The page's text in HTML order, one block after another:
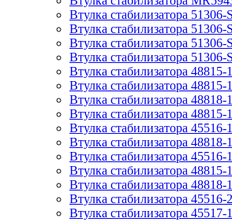
Втулка стабилизатора
Втулка стабилизатора 51306-
Втулка стабилизатора 51306-
Втулка стабилизатора 51306-
Втулка стабилизатора 48815-
Втулка стабилизатора 48815-
Втулка стабилизатора 48818-
Втулка стабилизатора 48815-
Втулка стабилизатора 45516-
Втулка стабилизатора 48818-
Втулка стабилизатора 45516-
Втулка стабилизатора 48815-
Втулка стабилизатора 48818-
Втулка стабилизатора 45516-
Втулка стабилизатора 45517-